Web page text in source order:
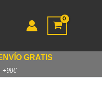
GRATIS
+98€